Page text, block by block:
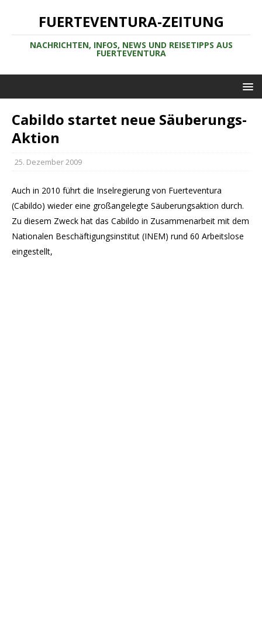
FUERTEVENTURA-ZEITUNG
NACHRICHTEN, INFOS, NEWS UND REISETIPPS AUS
FUERTEVENTURA
Cabildo startet neue Säuberungs-
Aktion
25. Dezember 2009
Auch in 2010 führt die Inselregierung von Fuerteventura
(Cabildo) wieder eine großangelegte Säuberungsaktion durch.
Zu diesem Zweck hat das Cabildo in Zusammenarbeit mit dem
Nationalen Beschäftigungsinstitut (INEM) rund 60 Arbeitslose
eingestellt,